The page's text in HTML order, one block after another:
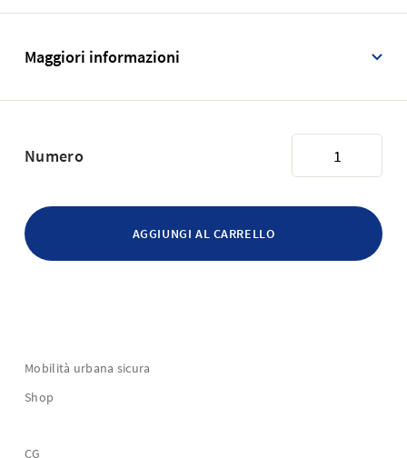
Maggiori informazioni
Numero
Mobilità urbana sicura
Shop
CG